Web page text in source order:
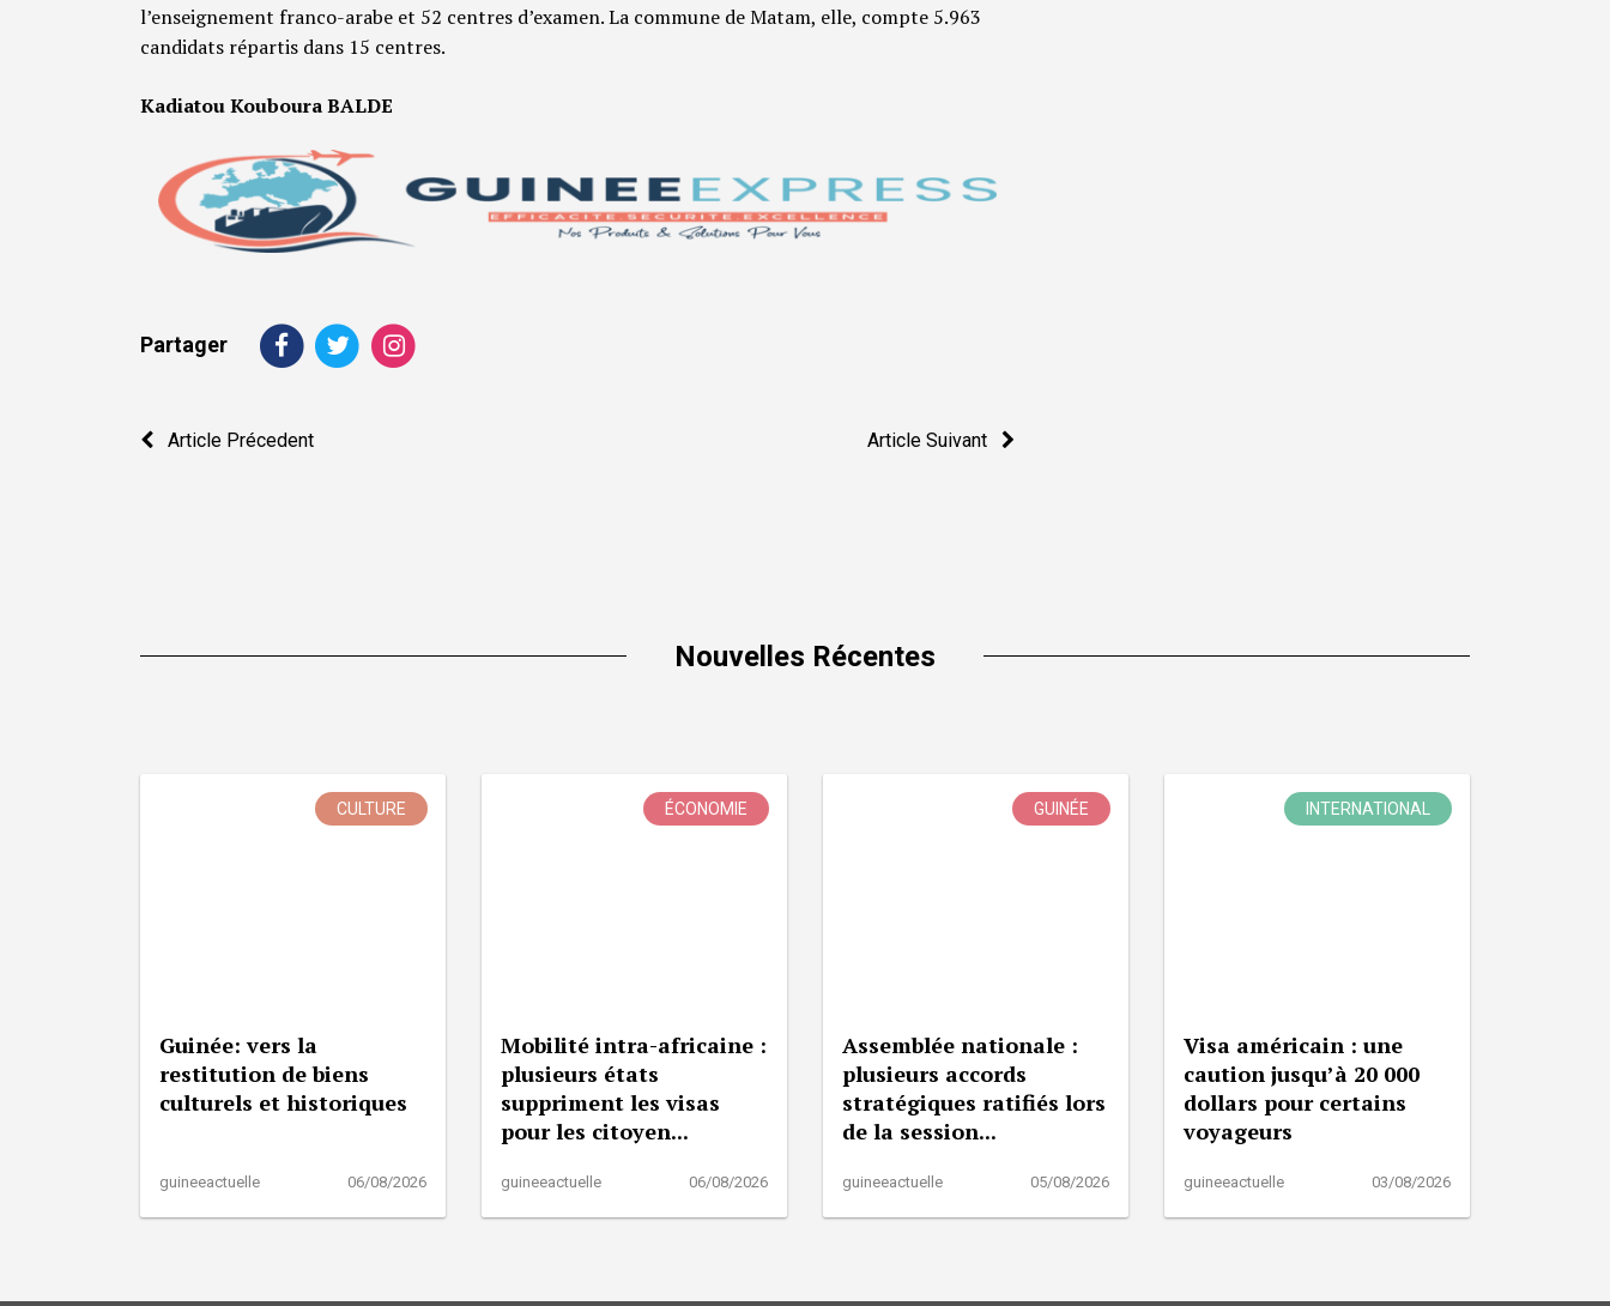
l’enseignement franco-arabe et 52 centres d’examen. La commune de Matam, elle, compte 5.963
candidats répartis dans 15 centres.
Kadiatou Kouboura BALDE
Partager
Navigation
Article Précedent Article Suivant
Nouvelles Récentes
CULTURE
Guinée: vers la
restitution de biens
culturels et historiques
guineeactuelle 06/08/2026
ÉCONOMIE
Mobilité intra-africaine :
plusieurs états
suppriment les visas
pour les citoyen...
guineeactuelle 06/08/2026
GUINÉE
Assemblée nationale :
plusieurs accords
stratégiques ratifiés lors
de la session...
guineeactuelle 05/08/2026
INTERNATIONAL
Visa américain : une
caution jusqu’à 20 000
dollars pour certains
voyageurs
guineeactuelle 03/08/2026